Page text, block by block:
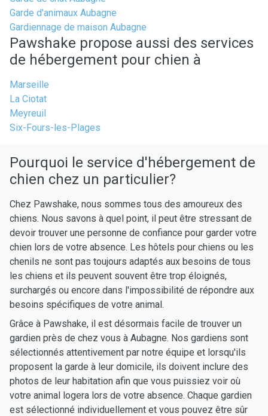
Garde d'animaux Aubagne
Gardiennage de maison Aubagne
Pawshake propose aussi des services
de hébergement pour chien à
Marseille
La Ciotat
Meyreuil
Six-Fours-les-Plages
Pourquoi le service d'hébergement de
chien chez un particulier?
Chez Pawshake, nous sommes tous des amoureux des
chiens. Nous savons à quel point, il peut être stressant de
devoir trouver une personne de confiance pour garder votre
chien lors de votre absence. Les hôtels pour chiens ou les
chenils ne sont pas toujours adaptés aux besoins de tous
les chiens et ils peuvent souvent être trop éloignés,
surchargés ou encore dans l'impossibilité de répondre aux
besoins spécifiques de votre animal.
Grâce à Pawshake, il est désormais facile de trouver un
gardien près de chez vous à Aubagne. Nos gardiens sont
sélectionnés attentivement par notre équipe et lorsqu'ils
proposent la garde à leur domicile, ils doivent inclure des
photos de leur habitation afin que vous puissiez voir où
votre animal logera lors de votre absence. Chaque gardien
est sélectionné individuellement et vous pouvez être sûr